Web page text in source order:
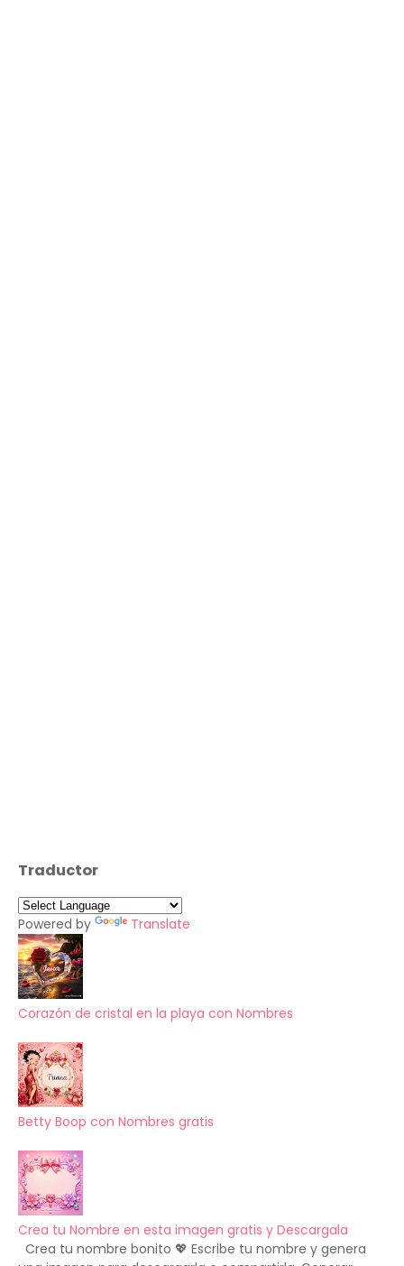
Traductor
Powered by Translate
Corazón de cristal en la playa con Nombres
Betty Boop con Nombres gratis
Crea tu Nombre en esta imagen gratis y Descargala
Crea tu nombre bonito 💖 Escribe tu nombre y genera